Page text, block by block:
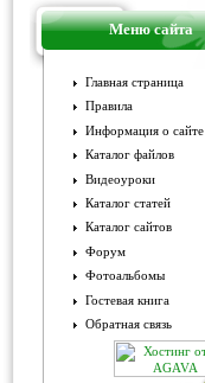
Меню сайта
Главная страница
Правила
Информация о сайте
Каталог файлов
Видеоуроки
Каталог статей
Каталог сайтов
Форум
Фотоальбомы
Гостевая книга
Обратная связь